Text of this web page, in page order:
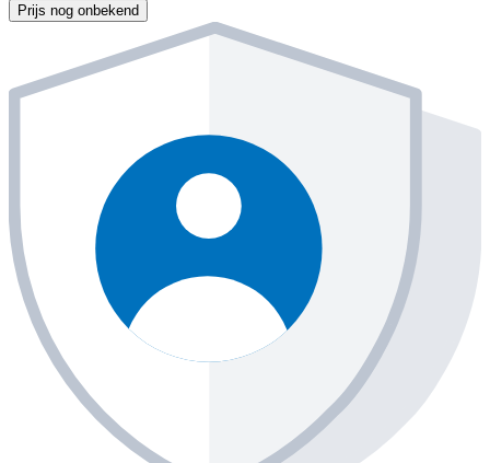
Prijs nog onbekend